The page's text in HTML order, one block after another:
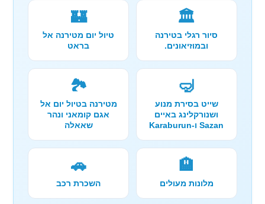
🏛️
סיור רגלי בטירנה
ובמוזיאונים.
🏰
טיול יום מטירנה אל
בראט
🤿
שייט בסירת מנוע
ושנורקלינג באיים
Sazan ו-Karaburun
🏞️
מטירנה בטיול יום אל
אגם קומאני ונהר
שאאלה
🏨
מלונות מעולים
🚗
השכרת רכב